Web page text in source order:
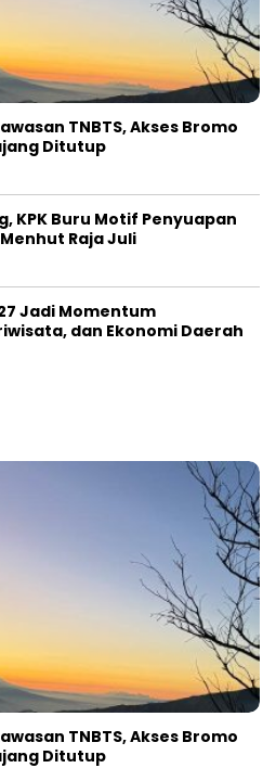
TNBTS, Akses Bromo
Ditutup
KPK Buru Motif Penyuapan
Raja Juli
Jadi Momentum
dan Ekonomi Daerah
TNBTS, Akses Bromo
Ditutup